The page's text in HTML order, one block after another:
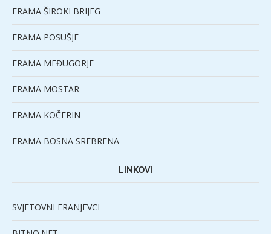
FRAMA ŠIROKI BRIJEG
FRAMA POSUŠJE
FRAMA MEĐUGORJE
FRAMA MOSTAR
FRAMA KOČERIN
FRAMA BOSNA SREBRENA
LINKOVI
SVJETOVNI FRANJEVCI